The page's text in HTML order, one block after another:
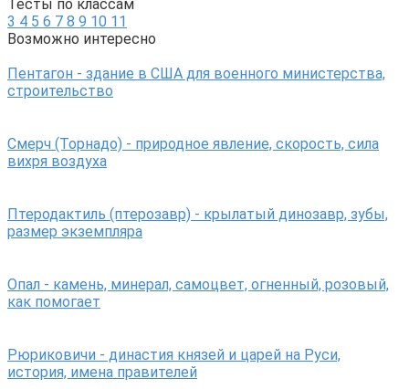
Тесты по классам
3 4 5 6 7 8 9 10 11
Возможно интересно
Пентагон - здание в США для военного министерства,
строительство
Смерч (Торнадо) - природное явление, скорость, сила
вихря воздуха
Птеродактиль (птерозавр) - крылатый динозавр, зубы,
размер экземпляра
Опал - камень, минерал, самоцвет, огненный, розовый,
как помогает
Рюриковичи - династия князей и царей на Руси,
история, имена правителей